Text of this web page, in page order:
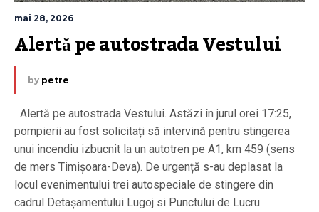
mai 28, 2026
Alertă pe autostrada Vestului
by petre
Alertă pe autostrada Vestului. Astăzi în jurul orei 17:25,
pompierii au fost solicitați să intervină pentru stingerea
unui incendiu izbucnit la un autotren pe A1, km 459 (sens
de mers Timișoara-Deva). De urgență s-au deplasat la
locul evenimentului trei autospeciale de stingere din
cadrul Detașamentului Lugoj si Punctului de Lucru